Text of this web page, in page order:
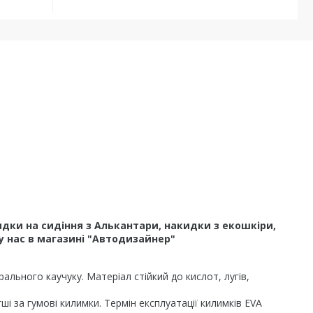
на сидіння з Алькантари, накидки з екошкіри,
нас в магазині "Автодизайнер"
каучуку. Матеріал стійкий до кислот, лугів,
гумові килимки. Термін експлуатації килимків EVA